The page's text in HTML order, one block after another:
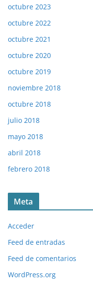
octubre 2023
octubre 2022
octubre 2021
octubre 2020
octubre 2019
noviembre 2018
octubre 2018
julio 2018
mayo 2018
abril 2018
febrero 2018
Meta
Acceder
Feed de entradas
Feed de comentarios
WordPress.org